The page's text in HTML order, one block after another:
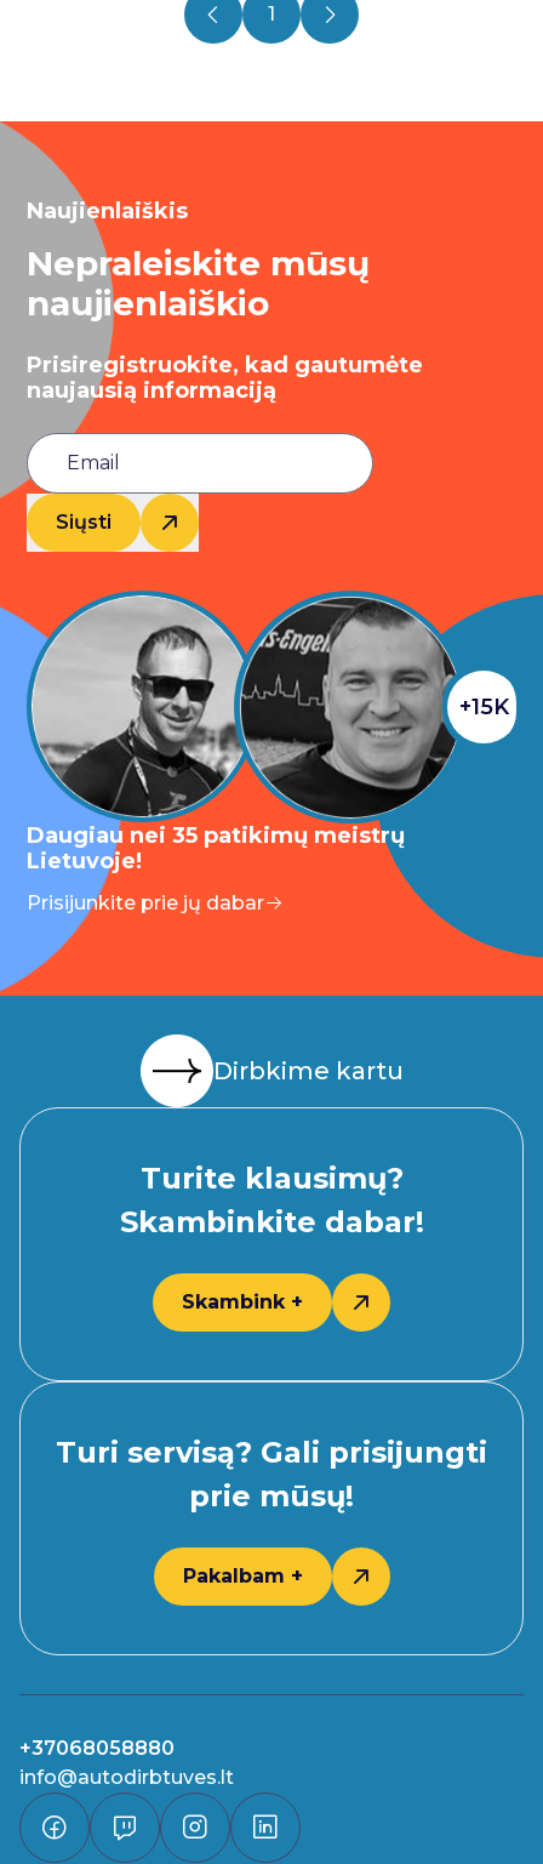
1
Naujienlaiškis
Nepraleiskite mūsų
naujienlaiškio
Prisiregistruokite, kad gautumėte
naujausią informaciją
Siųsti
+15K
Daugiau nei 35 patikimų meistrų
Lietuvoje!
Prisijunkite prie jų dabar
Dirbkime kartu
Turite klausimų?
Skambinkite dabar!
Skambink +
Turi servisą? Gali prisijungti
prie mūsų!
Pakalbam +
+37068058880
info@autodirbtuves.lt